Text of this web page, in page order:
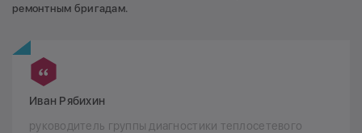
ремонтным бригадам.
Иван Рябихин
руководитель группы диагностики теплосетевого